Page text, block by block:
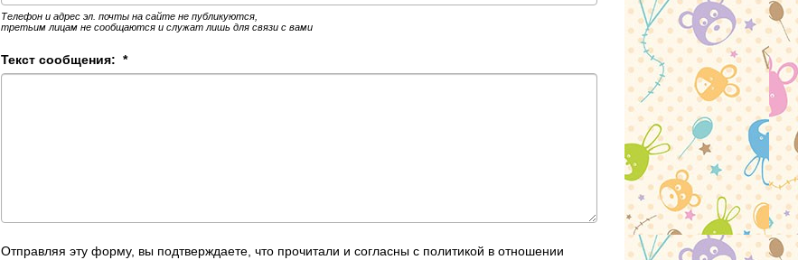
Телефон и адрес эл. почты на сайте не публикуются,
третьим лицам не сообщаются и служат лишь для связи с вами
Текст сообщения: *
Отправляя эту форму, вы подтверждаете, что прочитали и согласны с политикой в отношении